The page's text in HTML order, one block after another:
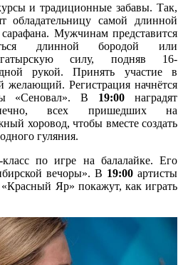
и традиционные забавы. Так,
обладательницу самой длинной
Мужчинам представится
длинной бородой или
силу, подняв 16-
рукой. Принять участие в
желающий. Регистрация начнётся
«Сеновал». В 19:00 наградят
всех пришедших на
хоровод, чтобы вместе создать
гуляния.
класс по игре на балалайке. Его
вечоры». В 19:00 артисты
Яр» покажут, как играть